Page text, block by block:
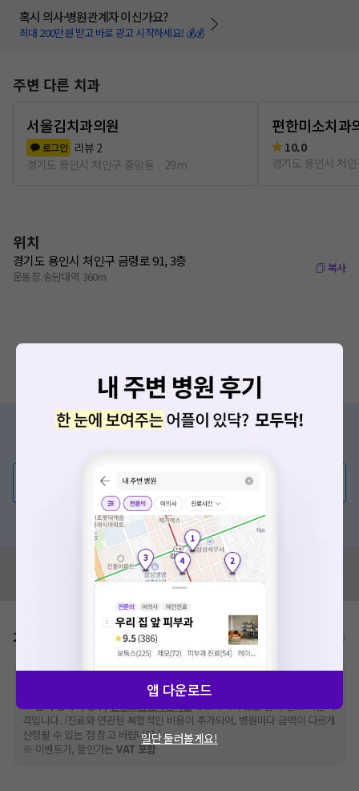
혹시 의사·병원관계자 이신가요?
최대 200만원 받고 바로 광고 시작하세요! 💰💰
주변 다른 치과
서울김치과의원
로그인 리뷰 2
경기도 용인시 처인구 중앙동
29m
편한미소치과
10.0
경기도 용인시 처
위치
경기도 용인시 처인구 금령로 91, 3층
운동장.송담대역 360m
복사
증상/치료, 궁금한 점이 있나요?
💬 무엇이든 물어보세요
혹은, 의료상담 서비스에 다양한 게시글 보러가기
혹시 잘못된 병원정보가 있나요?
모두닥 팀에 알려주세요!
가격표 비급여/급여 진료란?
한 가격은 해당 의료기관에 직접 문의해주세요.
※급여 항목의 경우,건강보험심사평가원에 고지되어 있는 급여 진료 기준 가
격입니다. (진료와 연관된 복합적인 비용이 추가되어, 병원마다 금액이 다르게
산정될 수 있는 점 참고 바랍니다.)
※ 이벤트가, 할인가는VAT 포함
앱 다운로드
일단 둘러볼게요!